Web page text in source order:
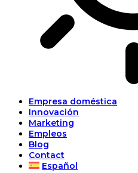
Empresa doméstica
Innovación
Marketing
Empleos
Blog
Contact
Español